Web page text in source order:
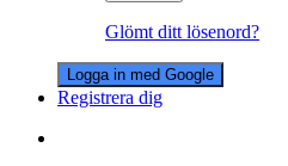
Glömt ditt lösenord?
Logga in med Google
Registrera dig